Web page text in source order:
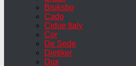
Bruksbo
Cado
Cidue Italy
Cor
De Sede
Dietiker
Dux